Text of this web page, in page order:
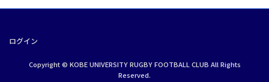
ログイン
Copyright © KOBE UNIVERSITY RUGBY FOOTBALL CLUB All Rights
Reserved.